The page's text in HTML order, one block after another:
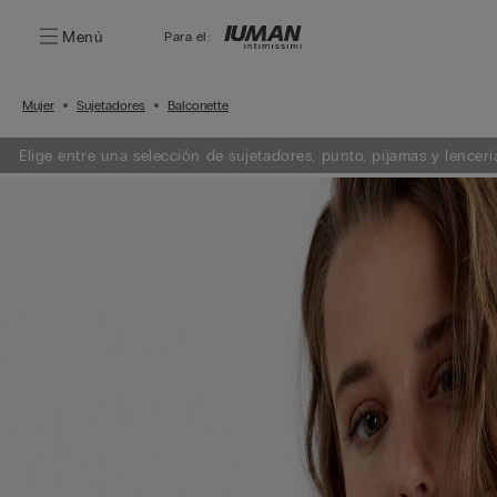
Menú Para él:
Mujer Sujetadores Balconette
Elige entre una selección de sujetadores, punto, pijamas y lencería. Añade 3 artículos a tu carrito y obtén un 50% de descuento en
menor importe.